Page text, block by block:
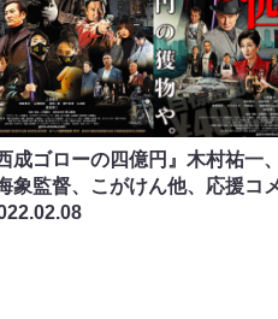
成ゴローの四億円』木村祐一
象監督、こがけん他、応援コ